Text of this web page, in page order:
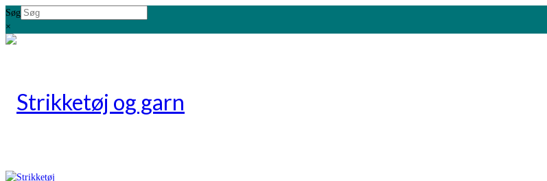
Søg
×